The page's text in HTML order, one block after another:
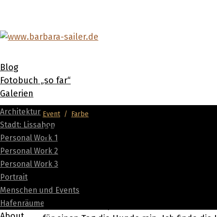
Blog
Fotobuch „so far“
Galerien
Architektur
Stadt: Lissabon
Personal Work 1
Personal Work 2
Personal Work 3
Portrait
Menschen und Events
Hafenräume
Event/ Farbe
Who let the dogs out?
Jedes Jahr im September findet im Kölner